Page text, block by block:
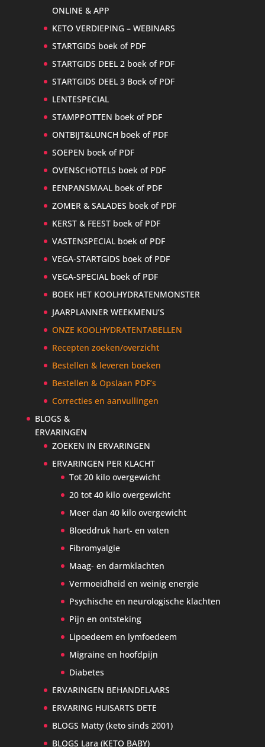
ONLINE & APP
KETO VERDIEPING – WEBINARS
STARTGIDS boek of PDF
STARTGIDS DEEL 2 boek of PDF
STARTGIDS DEEL 3 Boek of PDF
LENTESPECIAL
STAMPPOTTEN boek of PDF
ONTBIJT&LUNCH boek of PDF
SOEPEN boek of PDF
OVENSCHOTELS boek of PDF
EENPANSMAAL boek of PDF
ZOMER & SALADES boek of PDF
KERST & FEEST boek of PDF
VASTENSPECIAL boek of PDF
VEGA-STARTGIDS boek of PDF
VEGA-SPECIAL boek of PDF
BOEK HET KOOLHYDRATENMONSTER
JAARPLANNER WEEKMENU’S
ONZE KOOLHYDRATENTABELLEN
Recepten zoeken/overzicht
Bestellen & leveren boeken
Bestellen & Opslaan PDF’s
Correcties en aanvullingen
BLOGS &
ERVARINGEN
ZOEKEN IN ERVARINGEN
ERVARINGEN PER KLACHT
Tot 20 kilo overgewicht
20 tot 40 kilo overgewicht
Meer dan 40 kilo overgewicht
Bloeddruk hart- en vaten
Fibromyalgie
Maag- en darmklachten
Vermoeidheid en weinig energie
Psychische en neurologische klachten
Pijn en ontsteking
Lipoedeem en lymfoedeem
Migraine en hoofdpijn
Diabetes
ERVARINGEN BEHANDELAARS
ERVARING HUISARTS DETE
BLOGS Matty (keto sinds 2001)
BLOGS Lara (KETO BABY)